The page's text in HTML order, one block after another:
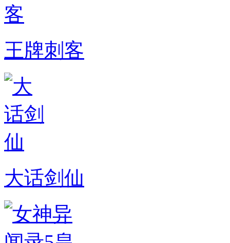
王牌刺客
大话剑仙